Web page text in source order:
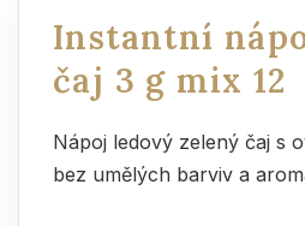
Instantní
čaj 3 g mix 12
Nápoj ledový zelený čaj s
bez umělých barviv a